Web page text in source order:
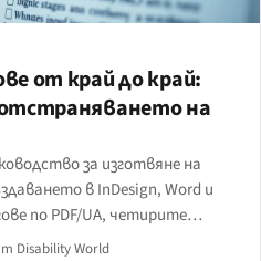
от край до край:
на
за изготвяне на
в InDesign, Word и
по PDF/UA, четирите
на проблеми и как JAWS,
Disability World